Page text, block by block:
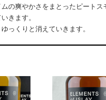
の爽やかさをまとったピート
きます。
っくりと消えていきます。